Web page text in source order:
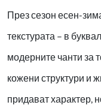
През сезон есен-
текстурата – в
модерните чанти за
кожени структури и
придават характер,